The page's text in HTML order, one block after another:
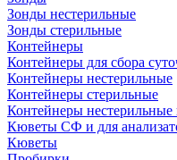
Зонды нестерильные
Зонды стерильные
Контейнеры
Контейнеры для сбора
Контейнеры нестерильные
Контейнеры стерильные
Контейнеры нестерильные
Кюветы СФ и для
Кюветы